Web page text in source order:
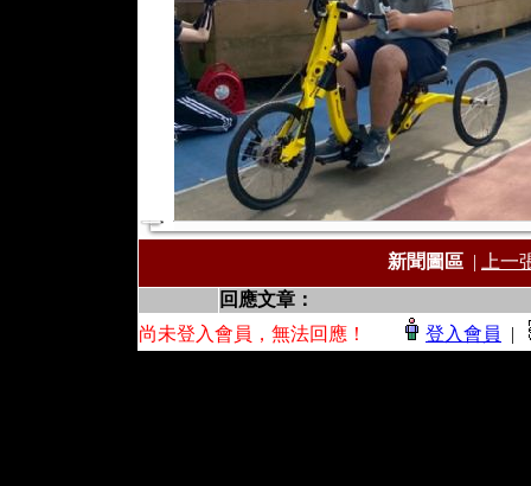
新聞圖區 |
上一
回應文章：
尚未登入會員，無法回應！
登入會員 |